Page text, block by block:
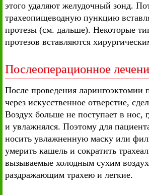
этого удаляют желудочный зонд.
трахеопищеводную пункцию
протезы (см. дальше). Некоторые
протезов вставляются
Послеоперационное
После проведения ларингоэктомии
через искусственное отверстие,
Воздух больше не поступает в нос,
и увлажнялся. Поэтому для
носить увлажненную маску или
умерить кашель и сократить
вызываемые холодным сухим
раздражающим трахею и легкие.